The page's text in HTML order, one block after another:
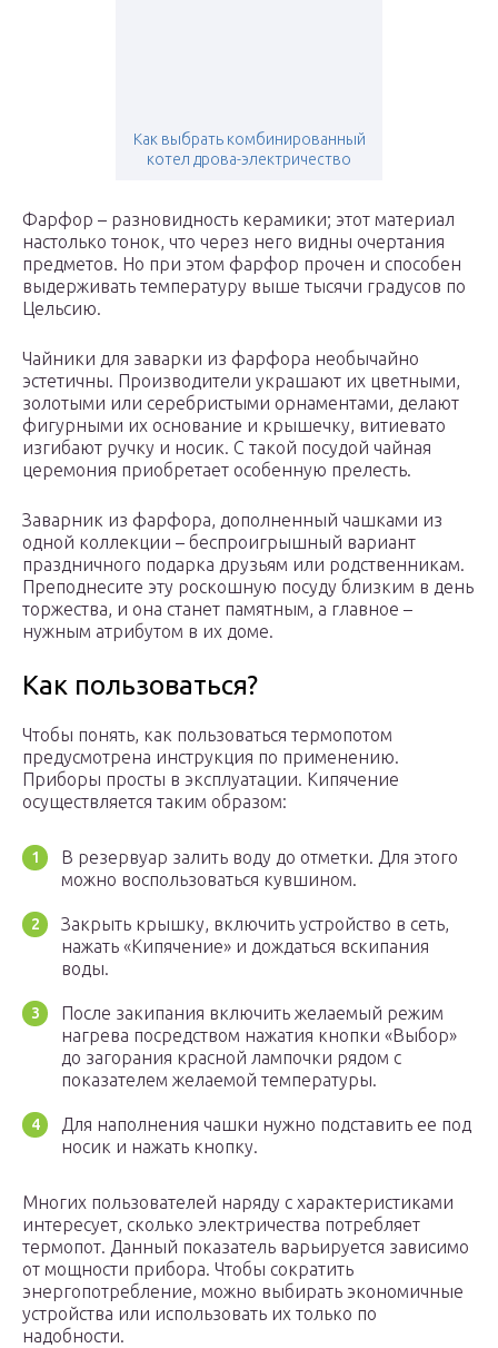
Как выбрать комбинированный
котел дрова-электричество
Фарфор – разновидность керамики; этот материал
настолько тонок, что через него видны очертания
предметов. Но при этом фарфор прочен и способен
выдерживать температуру выше тысячи градусов по
Цельсию.
Чайники для заварки из фарфора необычайно
эстетичны. Производители украшают их цветными,
золотыми или серебристыми орнаментами, делают
фигурными их основание и крышечку, витиевато
изгибают ручку и носик. С такой посудой чайная
церемония приобретает особенную прелесть.
Заварник из фарфора, дополненный чашками из
одной коллекции – беспроигрышный вариант
праздничного подарка друзьям или родственникам.
Преподнесите эту роскошную посуду близким в день
торжества, и она станет памятным, а главное –
нужным атрибутом в их доме.
Как пользоваться?
Чтобы понять, как пользоваться термопотом
предусмотрена инструкция по применению.
Приборы просты в эксплуатации. Кипячение
осуществляется таким образом:
В резервуар залить воду до отметки. Для этого
можно воспользоваться кувшином.
Закрыть крышку, включить устройство в сеть,
нажать «Кипячение» и дождаться вскипания
воды.
После закипания включить желаемый режим
нагрева посредством нажатия кнопки «Выбор»
до загорания красной лампочки рядом с
показателем желаемой температуры.
Для наполнения чашки нужно подставить ее под
носик и нажать кнопку.
Многих пользователей наряду с характеристиками
интересует, сколько электричества потребляет
термопот. Данный показатель варьируется зависимо
от мощности прибора. Чтобы сократить
энергопотребление, можно выбирать экономичные
устройства или использовать их только по
надобности.